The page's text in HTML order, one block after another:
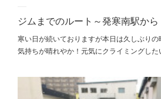
ジムまでのルート～発寒南駅から
寒い日が続いておりますが本日は久しぶり
気持ちが晴れやか！元気にクライミングし